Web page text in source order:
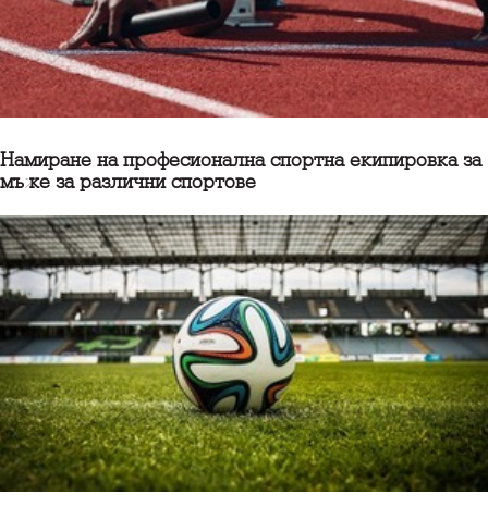
Намиране на професионална спортна екипировка за
мъже за различни спортове